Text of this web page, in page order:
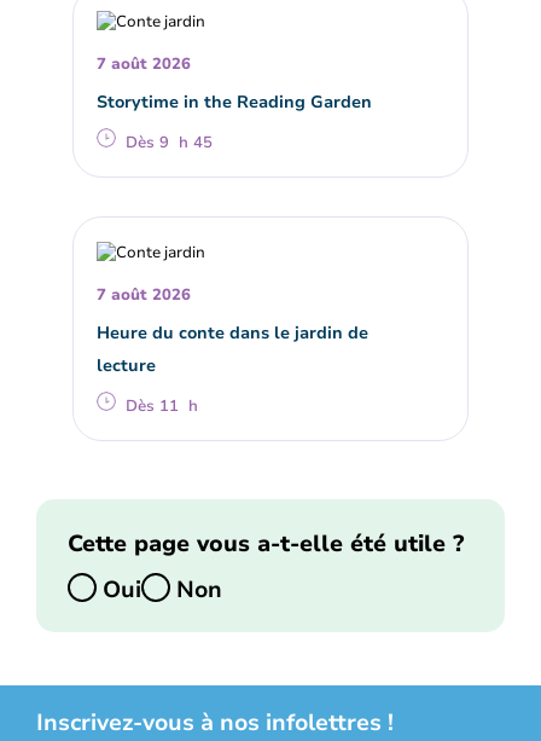
7 août 2026
Storytime in the Reading Garden
Dès 9 h 45
7 août 2026
Heure du conte dans le jardin de
lecture
Dès 11 h
Cette page vous a-t-elle été utile ?
Oui
Non
Inscrivez-vous à nos infolettres !